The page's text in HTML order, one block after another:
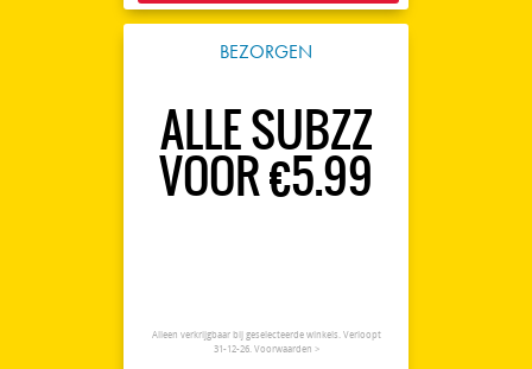
BEZORGEN
ALLE SUBZZ
VOOR €5.99
Alleen verkrijgbaar bij geselecteerde winkels. Verloopt
31-12-26. Voorwaarden >